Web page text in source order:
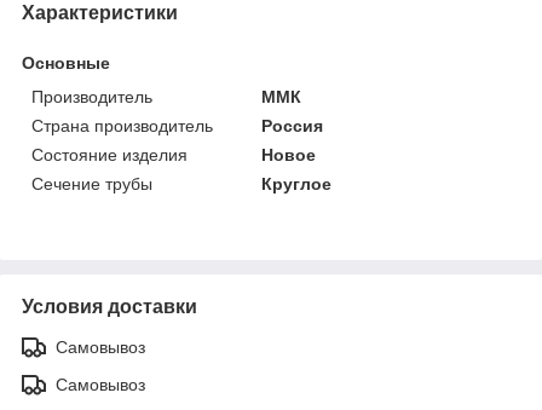
Характеристики
Основные
Производитель
ММК
Страна производитель
Россия
Состояние изделия
Новое
Сечение трубы
Круглое
Условия доставки
Самовывоз
Самовывоз